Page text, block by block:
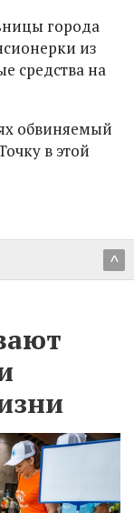
города
из
средства на
обвиняемый
в этой
^